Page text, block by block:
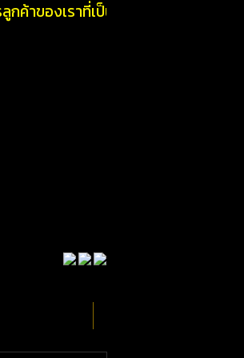
ค้าของเราที่เป็นมืออาชีพและคุณจะไ